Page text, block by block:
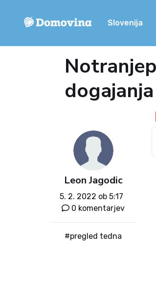
Slovenija
Leon Jagodic
5. 2. 2022 ob 5:17
0 komentarjev
#pregled tedna